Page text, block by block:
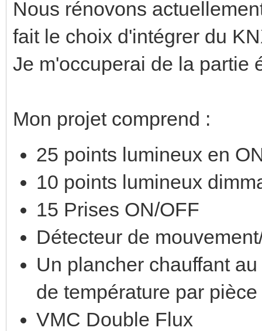
Nous rénovons
fait le choix d'intégrer du
Je m'occuperai de la partie
Mon projet comprend :
25 points lumineux en
10 points lumineux
15 Prises ON/OFF
Détecteur de
Un plancher chauffant
de température par
VMC Double Flux